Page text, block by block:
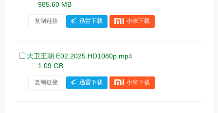
985.60 MB
复制链接 迅雷下载 小米下载
大卫王朝.E02.2025.HD1080p.mp4
1.09 GB
复制链接 迅雷下载 小米下载